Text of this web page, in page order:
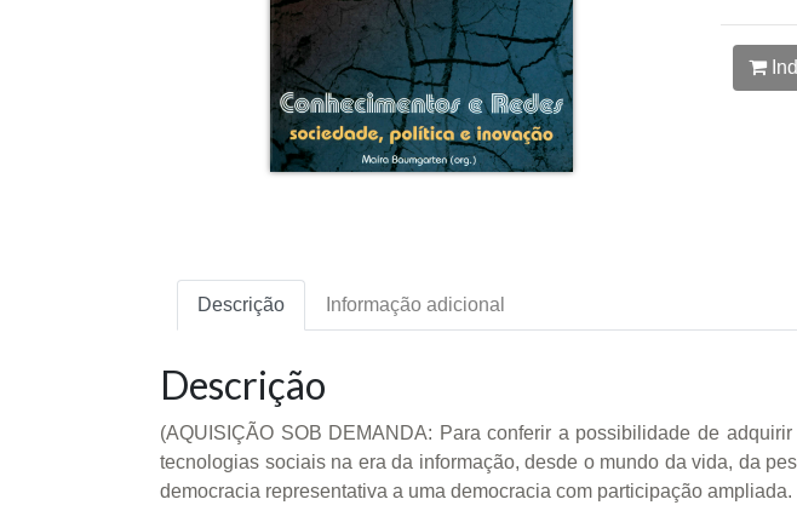
Descrição Informação adicional
Descrição
(AQUISIÇÃO SOB DEMANDA: Para conferir a possibilidade de
tecnologias sociais na era da informação, desde o mundo da vida, da
democracia representativa a uma democracia com participação ampliada.